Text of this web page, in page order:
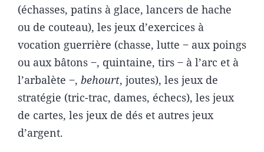
(échasses, patins à glace, lancers de hache
ou de couteau), les jeux d’exercices à
vocation guerrière (chasse, lutte ‒ aux poings
ou aux bâtons ‒, quintaine, tirs ‒ à l’arc et à
l’arbalète ‒, behourt, joutes), les jeux de
stratégie (tric-trac, dames, échecs), les jeux
de cartes, les jeux de dés et autres jeux
d’argent.